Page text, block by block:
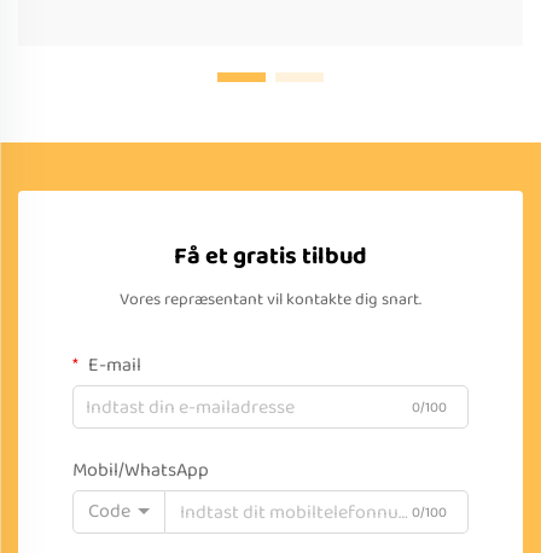
Få et gratis tilbud
Vores repræsentant vil kontakte dig snart.
E-mail
0/100
Mobil/WhatsApp
Code
0/100